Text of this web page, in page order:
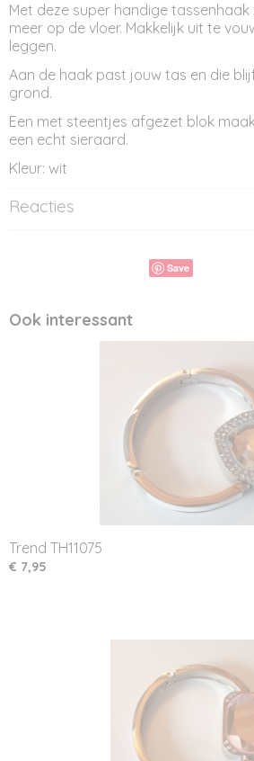
Met deze super handige
meer op de vloer. Makkelijk uit te
leggen.
Aan de haak past jouw tas en die
grond.
Een met steentjes afgezet blok
een echt sieraard.
Kleur: wit
Reacties
Save
Ook interessant
Trend TH11075
€ 7,95